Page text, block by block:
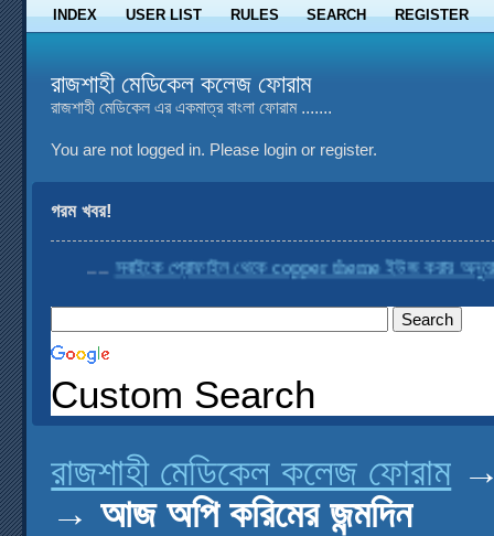
INDEX USER LIST RULES SEARCH REGISTER
রাজশাহী মেডিকেল কলেজ ফোরাম
রাজশাহী মেডিকেল এর একমাত্র বাংলা ফোরাম .......
You are not logged in. Please login or register.
গরম খবর!
সবাইকে প্রোফাইল থেকে copper theme ইউজ করার অনুরোধ
Custom Search
রাজশাহী মেডিকেল কলেজ ফোরাম
→আজ অপি করিমের জন্মদিন